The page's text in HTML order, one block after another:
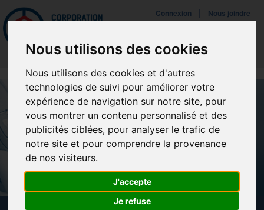
Nous utilisons des cookies
Nous utilisons des cookies et d'autres
technologies de suivi pour améliorer votre
expérience de navigation sur notre site, pour
vous montrer un contenu personnalisé et des
publicités ciblées, pour analyser le trafic de
notre site et pour comprendre la provenance
de nos visiteurs.
J'accepte
Je refuse
Mettreà jour vos préférences de témoins
Connexion Nous joindre